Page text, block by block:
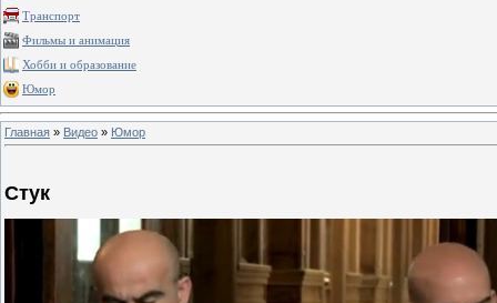
Транспорт
Фильмы и анимация
Хобби и образование
Юмор
Главная » Видео » Юмор
Стук